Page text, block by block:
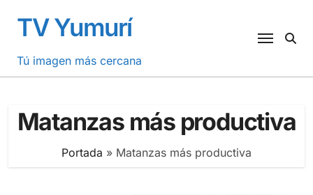
contenido
TV Yumurí
Tú imagen más cercana
Matanzas más productiva
Portada » Matanzas más productiva